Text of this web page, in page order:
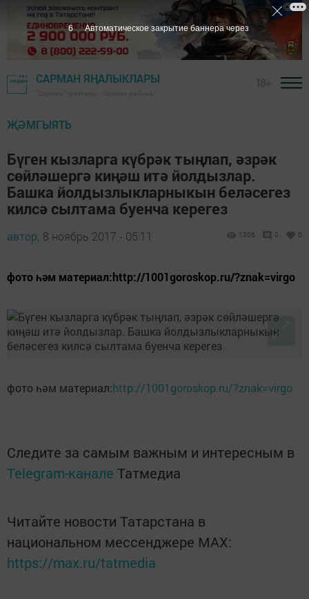
САРМАН ЯҢАЛЫКЛАРЫ
ҖӘМГЫЯТЬ
Бүген кызларга күбрәк тыңлап, әзрәк
сөйләшергә киңәш итә йолдызлар.
Башка йолдызлыкларныкын беләсегез
килсә сылтама буенча керегез
автор, 8 ноябрь 2017 - 05:11 1306 0 0
фото һәм материал:http://1001goroskop.ru/?znak=virgo
фото һәм материал:http://1001goroskop.ru/?znak=virgo
Следите за самым важным и интересным в
Telegram-канале Татмедиа
Читайте новости Татарстана в
национальном мессенджере MАХ:
https://max.ru/tatmedia
5 Автоматическое закрытие баннера через